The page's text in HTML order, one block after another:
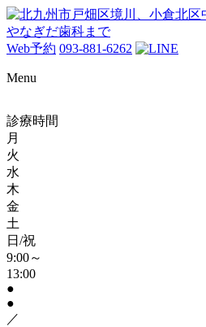
Web予約 093-881-6262
Menu
診療時間
月
火
水
木
金
土
日/祝
9:00～
13:00
●
●
／